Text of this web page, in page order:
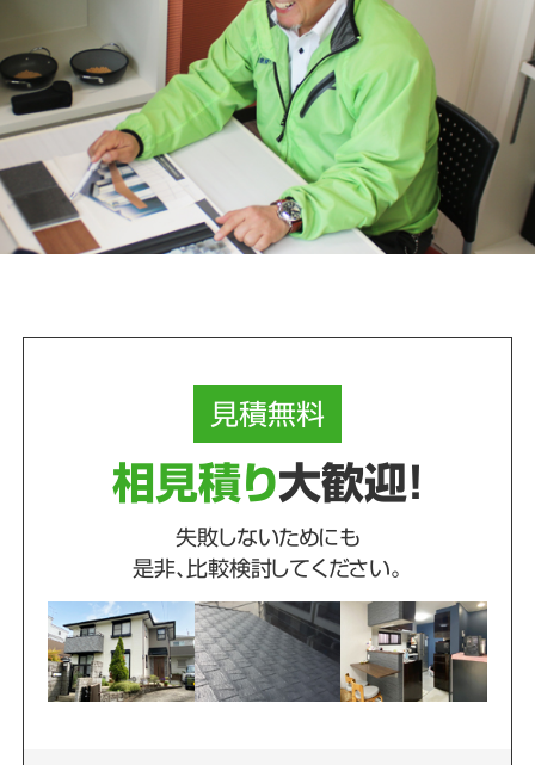
見積無料
相見積り大歓迎！
失敗しないためにも
是非、比較検討してください。